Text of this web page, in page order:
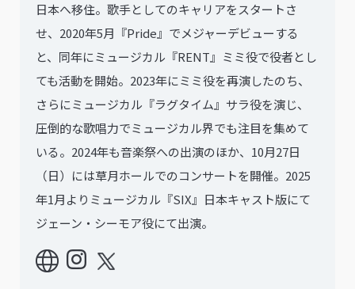
日本へ移住。歌手としてのキャリアをスタートさ
せ、2020年5月『Pride』でメジャーデビューする
と、同年にミュージカル『RENT』ミミ役で役者とし
ても活動を開始。2023年にミミ役を再演したのち、
さらにミュージカル『ラグタイム』サラ役を演じ、
圧倒的な歌唱力でミュージカル界でも注目を集めて
いる。2024年も音楽祭への出演のほか、10月27日
（日）には草月ホールでのコンサートを開催。2025
年1月よりミュージカル『SIX』日本キャスト版にて
ジェーン・シーモア役にて出演。